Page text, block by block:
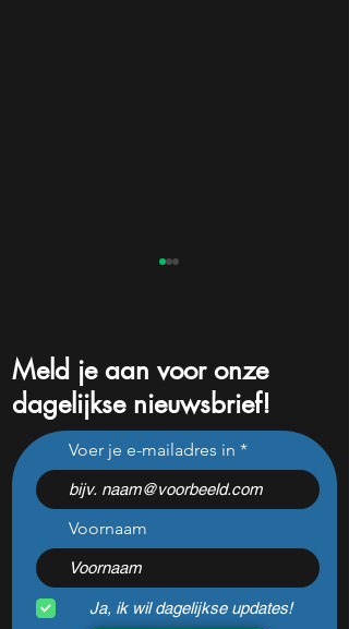
Dit AI aandeel groeit
explosief en kan de grote
winnaar van AI worden
Meld je aan voor onze
dagelijkse nieuwsbrief!
Voer je e-mailadres in
Voornaam
Ja, ik wil dagelijkse updates!